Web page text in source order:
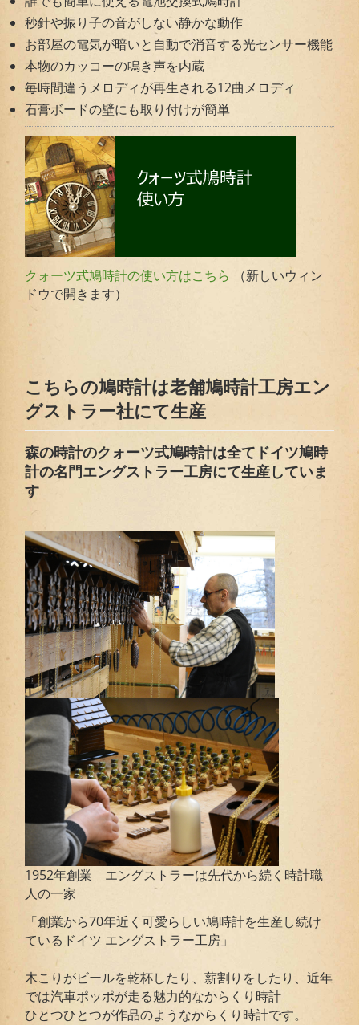
秒針や振り子の音がしない静かな動作
お部屋の電気が暗いと自動で消音する光センサー機能
本物のカッコーの鳴き声を内蔵
毎時間違うメロディが再生される12曲メロディ
石膏ボードの壁にも取り付けが簡単
クォーツ式鳩時計の使い方はこちら
（新しいウィン
ドウで開きます）
こちらの鳩時計は老舗鳩時計工房エン
グストラー社にて生産
森の時計のクォーツ式鳩時計は全てドイツ鳩時
計の名門エングストラー工房にて生産していま
す
1952年創業 エングストラーは先代から続く時計職
人の一家
「創業から70年近く可愛らしい鳩時計を生産し続け
ているドイツ エングストラー工房」
木こりがビールを乾杯したり、薪割りをしたり、近年
では汽車ポッポが走る魅力的なからくり時計
ひとつひとつが作品のようなからくり時計です。